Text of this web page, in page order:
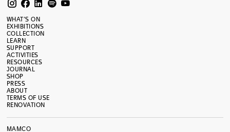
WHAT’S ON
EXHIBITIONS
COLLECTION
LEARN
SUPPORT
ACTIVITIES
RESOURCES
JOURNAL
SHOP
PRESS
ABOUT
TERMS OF USE
RENOVATION
MAMCO